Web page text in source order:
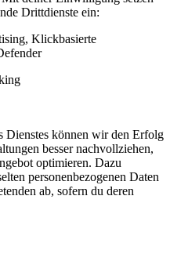
Drittdienste ein:
Klickbasierte
Dienstes können wir den Erfolg
besser nachvollziehen,
optimieren. Dazu
personenbezogenen Daten
ab, sofern du deren